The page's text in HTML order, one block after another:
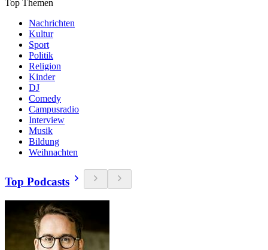
Top Themen
Nachrichten
Kultur
Sport
Politik
Religion
Kinder
DJ
Comedy
Campusradio
Interview
Musik
Bildung
Weihnachten
Top Podcasts